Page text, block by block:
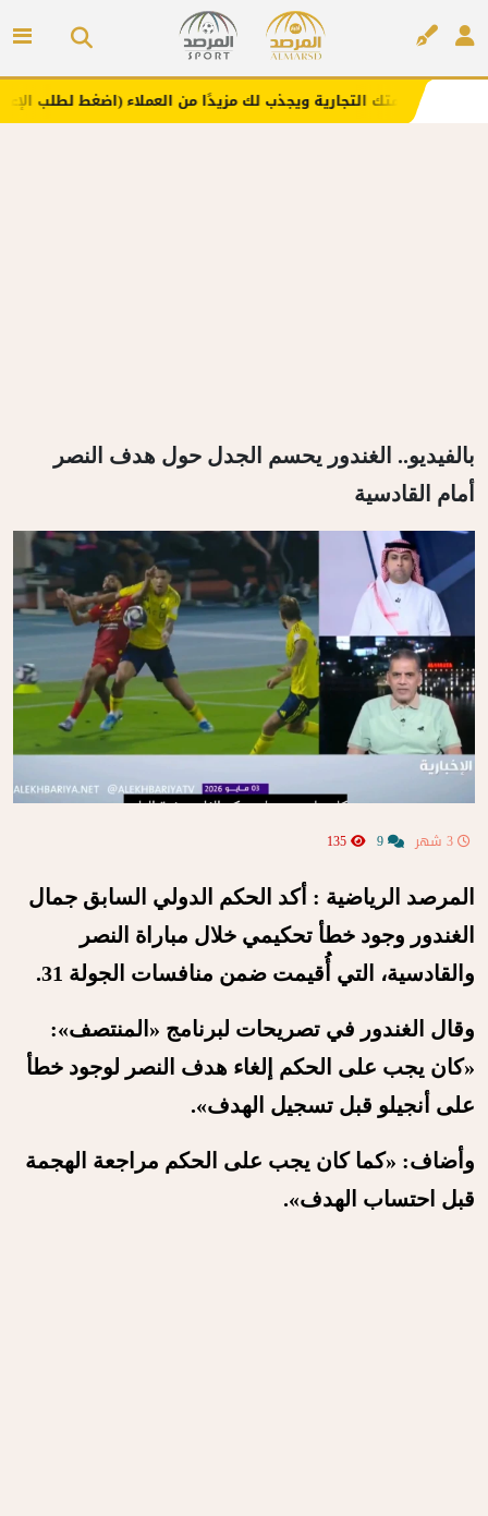
التجارية ويجذب لك مزيدًا من العملاء (اضغط لطلب الإعلان)
بالفيديو.. الغندور يحسم الجدل حول هدف النصر
أمام القادسية
المرصد الرياضية : أكد الحكم الدولي السابق جمال
الغندور وجود خطأ تحكيمي خلال مباراة النصر
والقادسية، التي أُقيمت ضمن منافسات الجولة 31.
وقال الغندور في تصريحات لبرنامج «المنتصف»:
«كان يجب على الحكم إلغاء هدف النصر لوجود خطأ
على أنجيلو قبل تسجيل الهدف».
وأضاف: «كما كان يجب على الحكم مراجعة الهجمة
قبل احتساب الهدف».